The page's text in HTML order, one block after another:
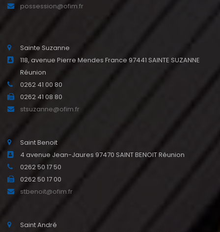
possession@ofim.fr
Sainte Suzanne
118, avenue Pierre Mendes France 97441 SAINTE SUZANNE
Réunion
0262 41 00 80
0262 41 08 80
stsuzanne@ofim.fr
Saint Benoit
4 avenue Jean-Jaures 97470 SAINT BENOIT Réunion
0262 50 17 50
0262 50 17 00
stbenoit@ofim.fr
Saint André